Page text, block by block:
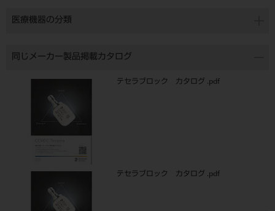
医療機器の分類
同じメーカー製品掲載カタログ
テセラブロック カタログ .pdf
テセラブロック カタログ .pdf